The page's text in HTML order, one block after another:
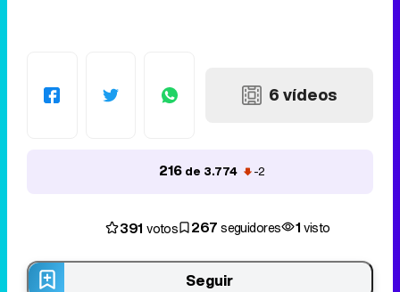
6 vídeos
216 de 3.774 -2
391 votos 267seguidores 1visto
Seguir